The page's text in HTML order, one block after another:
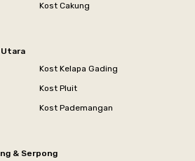
Kost Cakung
Kost Kelapa Gading
Kost Pluit
Kost Pademangan
& Serpong